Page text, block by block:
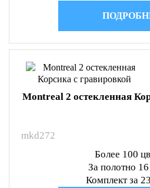
Montreal 2 остекленная
mkd272
Более 100
За полотно
Комплект за